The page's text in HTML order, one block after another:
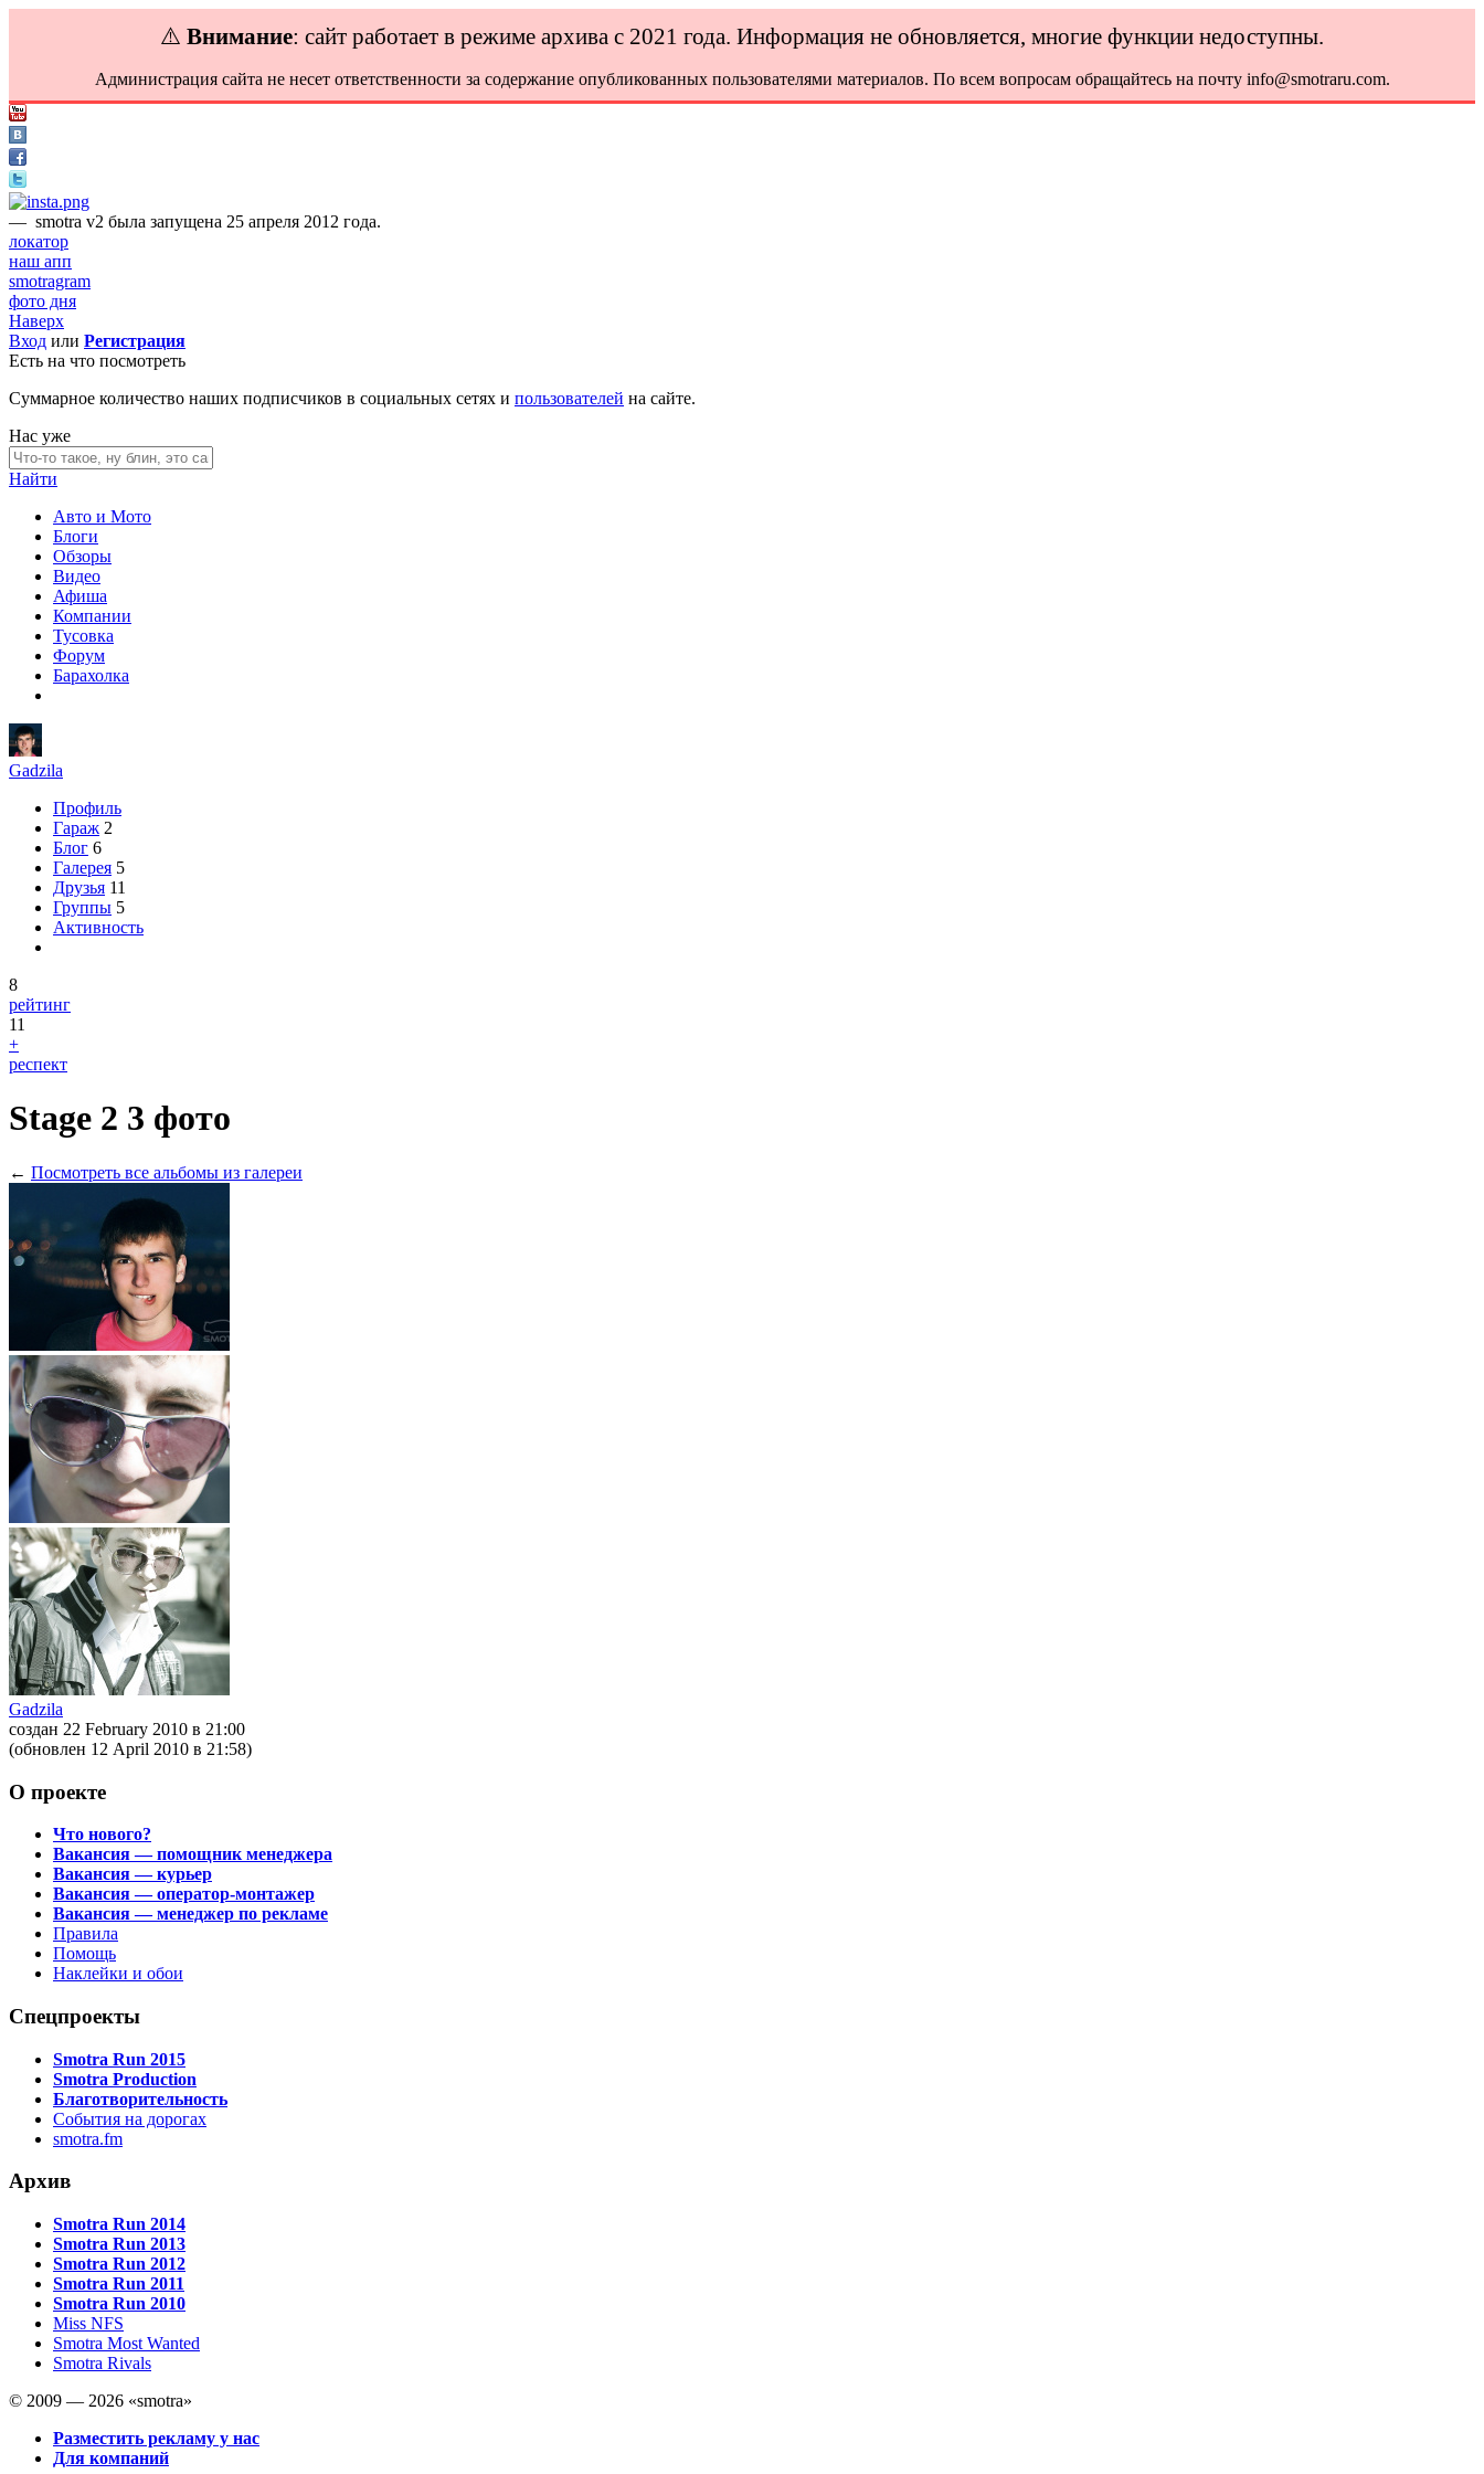
⚠️ Внимание: сайт работает в режиме архива с 2021 года. Информация не обновляется, многие функции недоступны.
Администрация сайта не несет ответственности за содержание опубликованных пользователями материалов. По всем вопросам обращайтесь на почту info@smotraru.com.
— smotra v2 была запущена 25 апреля 2012 года.
локатор
наш апп
smotragram
фото дня
Наверх
Вход или Регистрация
Есть на что посмотреть
Суммарное количество наших подписчиков в социальных сетях и пользователей на сайте.
Нас уже
Найти
Авто и Мото
Блоги
Обзоры
Видео
Афиша
Компании
Тусовка
Форум
Барахолка
Gadzila
Профиль
Гараж 2
Блог 6
Галерея 5
Друзья 11
Группы 5
Активность
8
рейтинг
11
+
респект
Stage 2 3 фото
← Посмотреть все альбомы из галереи
Gadzila
создан 22 February 2010 в 21:00
(обновлен 12 April 2010 в 21:58)
О проекте
Что нового?
Вакансия — помощник менеджера
Вакансия — курьер
Вакансия — оператор-монтажер
Вакансия — менеджер по рекламе
Правила
Помощь
Наклейки и обои
Спецпроекты
Smotra Run 2015
Smotra Production
Благотворительность
События на дорогах
smotra.fm
Архив
Smotra Run 2014
Smotra Run 2013
Smotra Run 2012
Smotra Run 2011
Smotra Run 2010
Miss NFS
Smotra Most Wanted
Smotra Rivals
© 2009 — 2026 «smotra»
Разместить рекламу у нас
Для компаний